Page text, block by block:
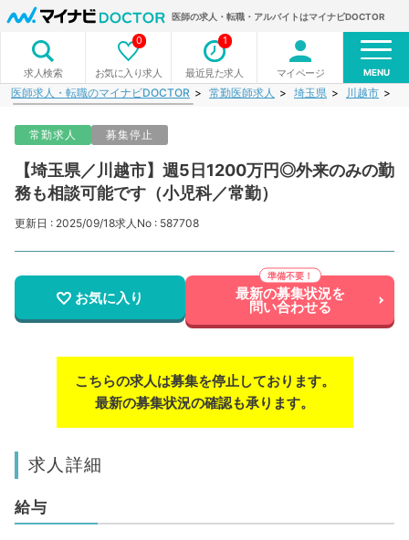
医師の求人・転職・アルバイトはマイナビDOCTOR
求人検索 お気に入り求人
0
最近見た求人
1
マイページ MENU
医師求人・転職のマイナビDOCTOR 常勤医師求人 埼玉県 川越市
常勤求人 募集停止
【埼玉県／川越市】週5日1200万円◎外来のみの勤
務も相談可能です（小児科／常勤）
更新日 : 2025/09/18求人No : 587708
お気に入り 最新の募集状況を
問い合わせる
こちらの求人は募集を停止しております。
最新の募集状況の確認も承ります。
求人詳細
給与